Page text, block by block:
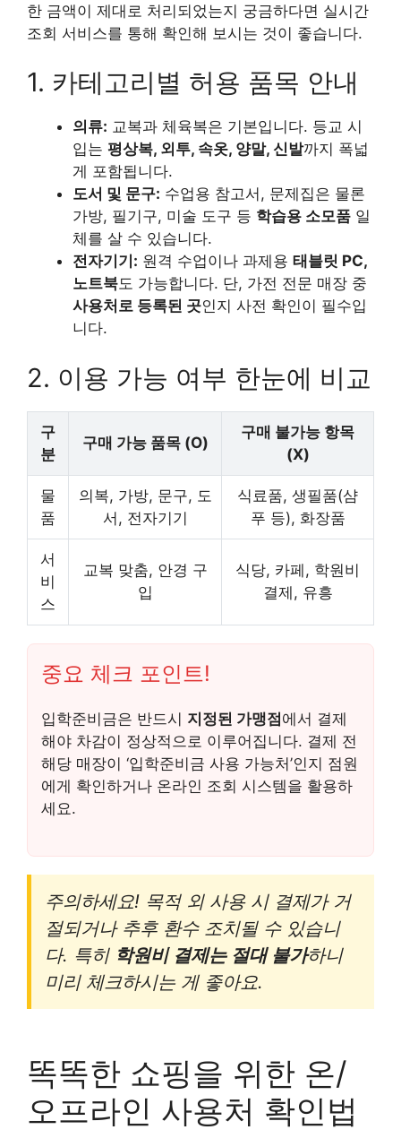
한 금액이 제대로 처리되었는지 궁금하다면 실시간
조회 서비스를 통해 확인해 보시는 것이 좋습니다.
1. 카테고리별 허용 품목 안내
의류: 교복과 체육복은 기본입니다. 등교 시
입는 평상복, 외투, 속옷, 양말, 신발까지 폭넓
게 포함됩니다.
도서 및 문구: 수업용 참고서, 문제집은 물론
가방, 필기구, 미술 도구 등 학습용 소모품 일
체를 살 수 있습니다.
전자기기: 원격 수업이나 과제용 태블릿 PC,
노트북도 가능합니다. 단, 가전 전문 매장 중
사용처로 등록된 곳인지 사전 확인이 필수입
니다.
2. 이용 가능 여부 한눈에 비교
구
분
구매 가능 품목 (O)
구매 불가능 항목
(X)
물
품
의복, 가방, 문구, 도
서, 전자기기
식료품, 생필품(샴
푸 등), 화장품
서
비
스
교복 맞춤, 안경 구
입
식당, 카페, 학원비
결제, 유흥
중요 체크 포인트!
입학준비금은 반드시 지정된 가맹점에서 결제
해야 차감이 정상적으로 이루어집니다. 결제 전
해당 매장이 ‘입학준비금 사용 가능처’인지 점원
에게 확인하거나 온라인 조회 시스템을 활용하
세요.
주의하세요! 목적 외 사용 시 결제가 거
절되거나 추후 환수 조치될 수 있습니
다. 특히 학원비 결제는 절대 불가하니
미리 체크하시는 게 좋아요.
똑똑한 쇼핑을 위한 온/
오프라인 사용처 확인법